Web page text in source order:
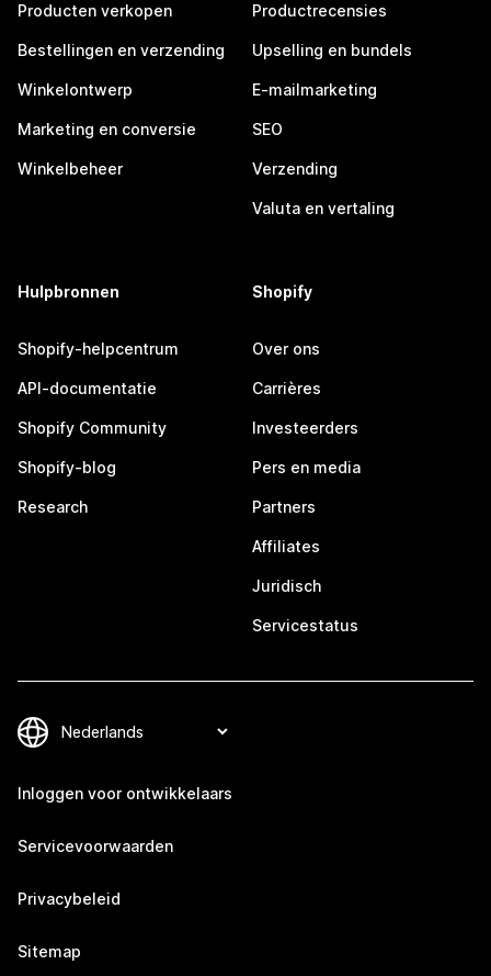
Producten verkopen
Bestellingen en verzending
Winkelontwerp
Marketing en conversie
Winkelbeheer
Productrecensies
Upselling en bundels
E-mailmarketing
SEO
Verzending
Valuta en vertaling
Hulpbronnen
Shopify-helpcentrum
API-documentatie
Shopify Community
Shopify-blog
Research
Shopify
Over ons
Carrières
Investeerders
Pers en media
Partners
Affiliates
Juridisch
Servicestatus
Inloggen voor ontwikkelaars
Servicevoorwaarden
Privacybeleid
Sitemap